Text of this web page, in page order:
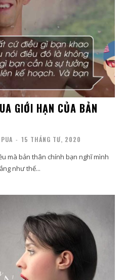
GIỚI HẠN CỦA BẢN
- 15 THÁNG TƯ, 2020
mà bản thân chính bạn nghĩ mình
như thế...